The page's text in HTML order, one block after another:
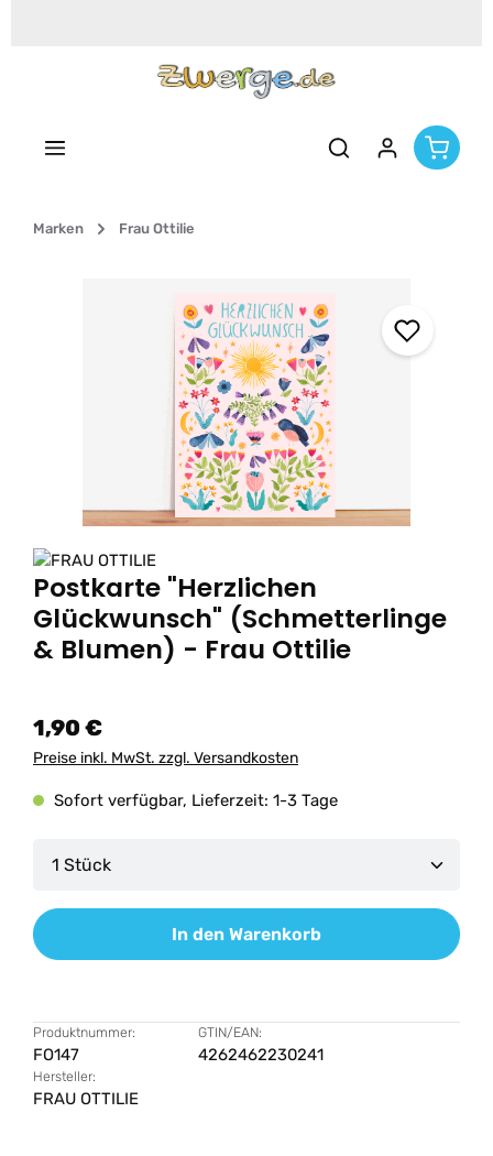
Marken Frau Ottilie
Postkarte "Herzlichen
Glückwunsch" (Schmetterlinge
& Blumen) - Frau Ottilie
1,90 €
Preise inkl. MwSt. zzgl. Versandkosten
Sofort verfügbar, Lieferzeit: 1-3 Tage
Produkt Anzahl: Gib den gewünschten Wert
In den Warenkorb
Produktnummer:
FO147
GTIN/EAN:
4262462230241
Hersteller:
FRAU OTTILIE